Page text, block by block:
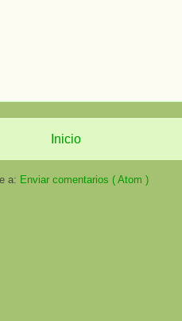
Inicio
a: Enviar comentarios ( Atom )